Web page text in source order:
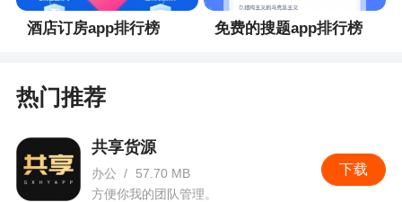
酒店订房app排行榜 免费的搜题app排行榜
热门推荐
下载
共享货源
办公 /
57.70 MB
方便你我的团队管理。